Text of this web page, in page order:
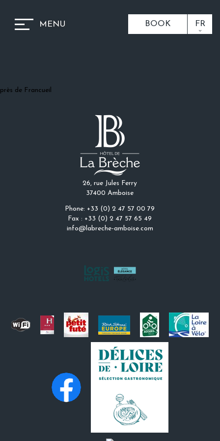
MENU BOOK FR
près de Francueil
26, rue Jules Ferry
37400 Amboise
Phone: +33 (0) 2 47 57 00 79
Fax : +33 (0) 2 47 57 65 49
info@labreche-amboise.com